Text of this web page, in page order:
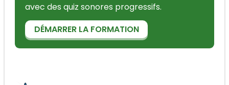
avec des quiz sonores progressifs.
DÉMARRER LA FORMATION